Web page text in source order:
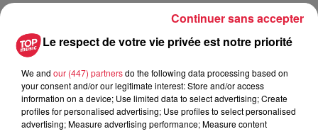
À Hoerdt, de l’eau brune sort des
robinets
6 août 2026
Tags antisémites à Strasbourg :
Le respect de votre vie privée est notre priorité
We and our (447) partnersdo the following data processing based on
your consent and/or our legitimate interest: Store and/or access
information on a device; Use limited data to select advertising; Create
profiles for personalised advertising; Use profiles to select personalised
advertising; Measure advertising performance; Measure content
Continuer sans accepter